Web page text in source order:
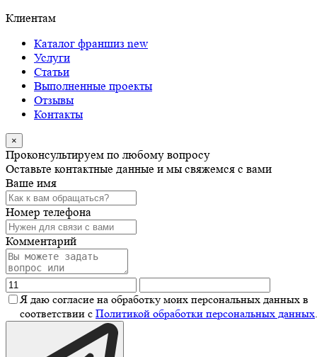
Клиентам
Каталог франшиз new
Услуги
Статьи
Выполненные проекты
Отзывы
Контакты
×
Проконсультируем по любому вопросу
Оставьте контактные данные и мы свяжемся с вами
Ваше имя
Номер телефона
Комментарий
Я даю согласие на обработку моих персональных данных в
соответствии с Политикой обработки персональных данных